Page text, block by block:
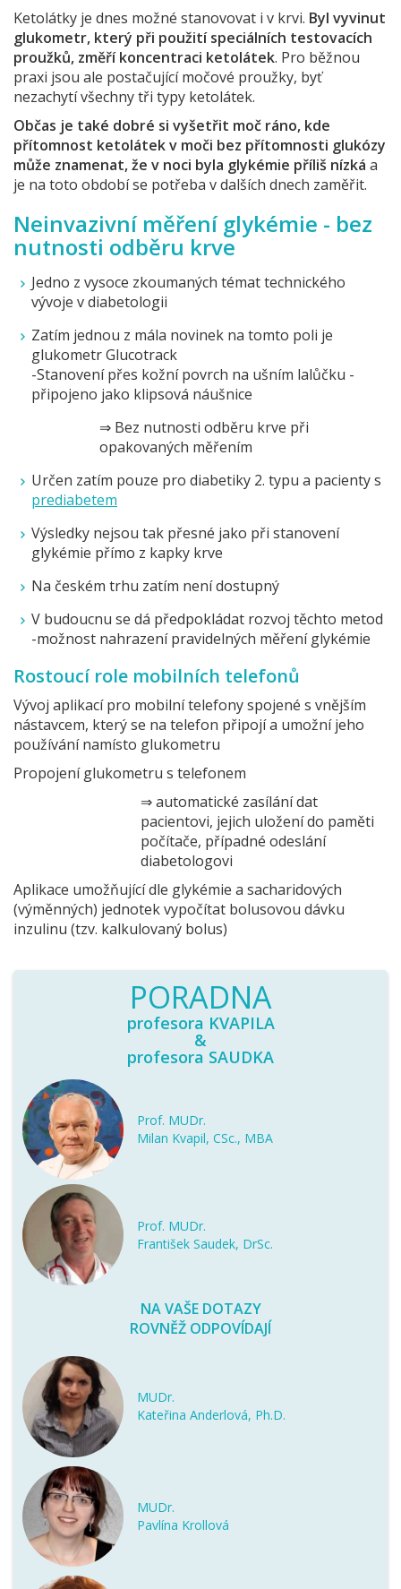
Ketolátky je dnes možné stanovovat i v krvi. Byl vyvinut
glukometr, který při použití speciálních testovacích
proužků, změří koncentraci ketolátek. Pro běžnou
praxi jsou ale postačující močové proužky, byť
nezachytí všechny tři typy ketolátek.
Občas je také dobré si vyšetřit moč ráno, kde
přítomnost ketolátek v moči bez přítomnosti glukózy
může znamenat, že v noci byla glykémie příliš nízká a
je na toto období se potřeba v dalších dnech zaměřit.
Neinvazivní měření glykémie - bez
nutnosti odběru krve
Jedno z vysoce zkoumaných témat technického
vývoje v diabetologii
Zatím jednou z mála novinek na tomto poli je
glukometr Glucotrack
-Stanovení přes kožní povrch na ušním lalůčku -
připojeno jako klipsová náušnice
⇒ Bez nutnosti odběru krve při
opakovaných měřením
Určen zatím pouze pro diabetiky 2. typu a pacienty s
prediabetem
Výsledky nejsou tak přesné jako při stanovení
glykémie přímo z kapky krve
Na českém trhu zatím není dostupný
V budoucnu se dá předpokládat rozvoj těchto metod
-možnost nahrazení pravidelných měření glykémie
Rostoucí role mobilních telefonů
Vývoj aplikací pro mobilní telefony spojené s vnějším
nástavcem, který se na telefon připojí a umožní jeho
používání namísto glukometru
Propojení glukometru s telefonem
⇒ automatické zasílání dat
pacientovi, jejich uložení do paměti
počítače, případné odeslání
diabetologovi
Aplikace umožňující dle glykémie a sacharidových
(výměnných) jednotek vypočítat bolusovou dávku
inzulinu (tzv. kalkulovaný bolus)
PORADNA
profesora KVAPILA
&
profesora SAUDKA
Prof. MUDr.
Milan Kvapil, CSc., MBA
Prof. MUDr.
František Saudek, DrSc.
NA VAŠE DOTAZY
ROVNĚŽ ODPOVÍDAJÍ
MUDr.
Kateřina Anderlová, Ph.D.
MUDr.
Pavlína Krollová